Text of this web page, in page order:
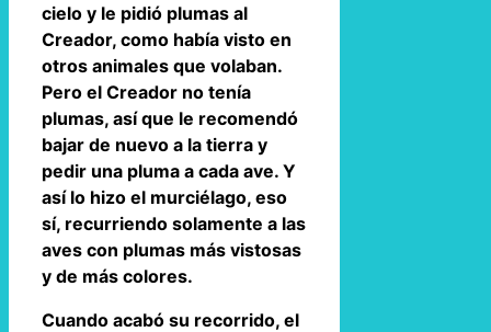
cielo y le pidió plumas al
Creador, como había visto en
otros animales que volaban.
Pero el Creador no tenía
plumas, así que le recomendó
bajar de nuevo a la tierra y
pedir una pluma a cada ave. Y
así lo hizo el murciélago, eso
sí, recurriendo solamente a las
aves con plumas más vistosas
y de más colores.
Cuando acabó su recorrido, el